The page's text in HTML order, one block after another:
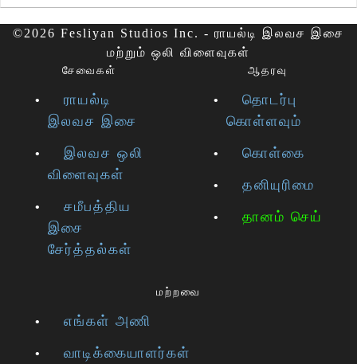
©2026 Fesliyan Studios Inc. - ராயல்டி இலவச இசை
மற்றும் ஒலி விளைவுகள்
சேவைகள்
ராயல்டி
இலவச இசை
இலவச ஒலி
விளைவுகள்
சமீபத்திய
இசை
சேர்த்தல்கள்
ஆதரவு
தொடர்பு
கொள்ளவும்
கொள்கை
தனியுரிமை
தானம் செய்
மற்றவை
எங்கள் அணி
வாடிக்கையாளர்கள்